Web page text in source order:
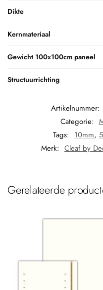
Dikte
Kernmateriaal
Gewicht 100x100cm paneel
Structuurrichting
Artikelnummer:
Categorie:
Tags: 10mm,
Merk: Cleaf by
Gerelateerde